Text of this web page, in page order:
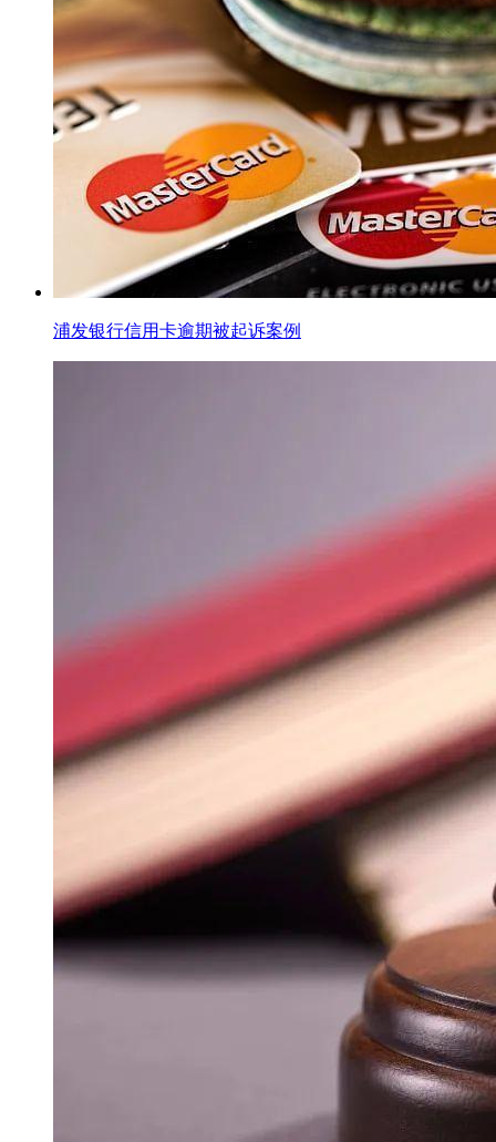
浦发银行信用卡逾期被起诉案例